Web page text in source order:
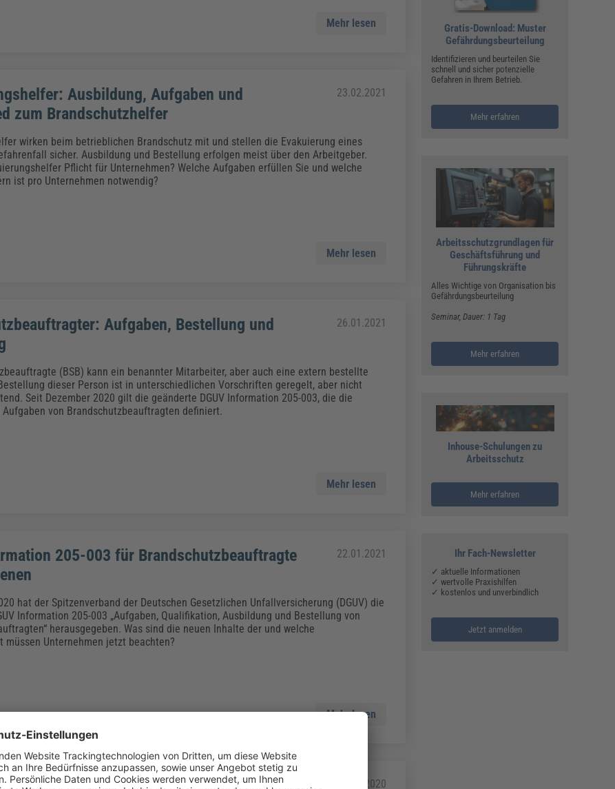
Mehr lesen
Ausbildung, Aufgaben und
zum Brandschutzhelfer
23.02.2021
wirken beim betrieblichen Brandschutz mit und stellen die Evakuierung eines
sicher. Ausbildung und Bestellung erfolgen meist über den Arbeitgeber.
Pflicht für Unternehmen? Welche Aufgaben erfüllen Sie und welche
ist pro Unternehmen notwendig?
Mehr lesen
Aufgaben, Bestellung und
26.01.2021
(BSB) kann ein benannter Mitarbeiter, aber auch eine extern bestellte
dieser Person ist in unterschiedlichen Vorschriften geregelt, aber nicht
Seit Dezember 2020 gilt die geänderte DGUV Information 205-003, die die
von Brandschutzbeauftragten definiert.
Mehr lesen
205-003 für Brandschutzbeauftragte
22.01.2021
hat der Spitzenverband der Deutschen Gesetzlichen Unfallversicherung (DGUV) die
Information 205-003 „Aufgaben, Qualifikation, Ausbildung und Bestellung von
herausgegeben. Was sind die neuen Inhalte der und welche
müssen Unternehmen jetzt beachten?
Mehr lesen
09.12.2020
Gratis-Download: Muster
Gefährdungsbeurteilung
Identifizieren und beurteilen Sie
schnell und sicher potenzielle
Gefahren in Ihrem Betrieb.
Mehr erfahren
Arbeitsschutzgrundlagen für
Geschäftsführung und
Führungskräfte
Alles Wichtige von Organisation bis
Gefährdungsbeurteilung
Seminar, Dauer: 1 Tag
Mehr erfahren
Inhouse-Schulungen zu
Arbeitsschutz
Mehr erfahren
Ihr Fach-Newsletter
✓ aktuelle Informationen
✓ wertvolle Praxishilfen
✓ kostenlos und unverbindlich
Jetzt anmelden